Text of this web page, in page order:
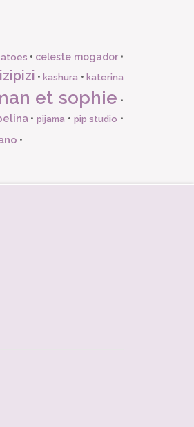
• celeste mogador•
izipizi •kashura •katerina
et sophie •
•pijama • pip studio •
•